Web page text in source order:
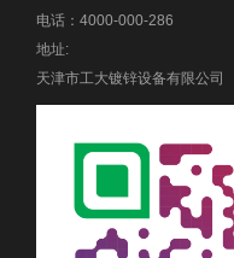
电话：4000-000-286
地址:
天津市工大镀锌设备有限公司